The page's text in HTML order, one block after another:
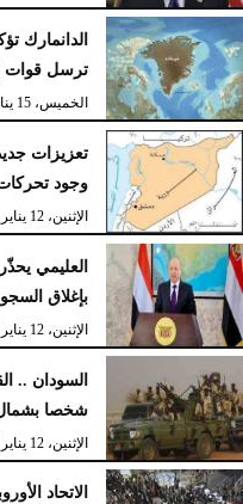
الدانمارك
ترسل قوات
الخميس، 15 يناير 2026
تعزيزات
وجود
الإثنين، 12 يناير 2026
العليمي
بإغلاق
الإثنين، 12 يناير 2026
شخصا بشمال
الإثنين، 12 يناير 2026